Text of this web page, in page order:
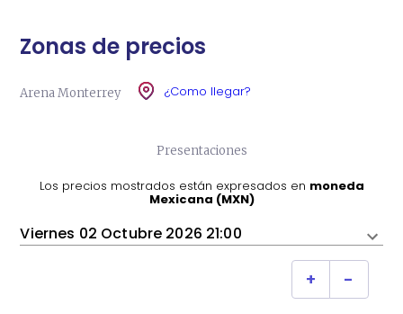
Zonas de precios
Arena Monterrey ¿Como llegar?
Presentaciones
Los precios mostrados están expresados ​​en moneda
Mexicana (MXN)
Viernes 02 Octubre 2026 21:00
+ -